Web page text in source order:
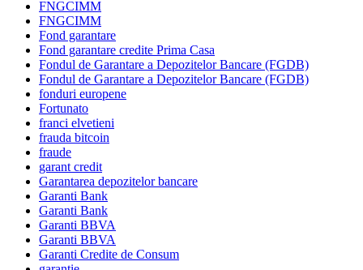
FNGCIMM
FNGCIMM
Fond garantare
Fond garantare credite Prima Casa
Fondul de Garantare a Depozitelor Bancare (FGDB)
Fondul de Garantare a Depozitelor Bancare (FGDB)
fonduri europene
Fortunato
franci elvetieni
frauda bitcoin
fraude
garant credit
Garantarea depozitelor bancare
Garanti Bank
Garanti Bank
Garanti BBVA
Garanti BBVA
Garanti Credite de Consum